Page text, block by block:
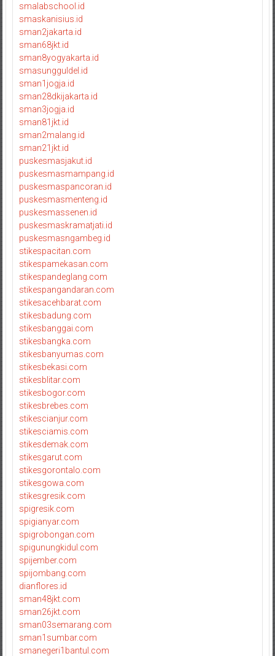
smalabschool.id
smaskanisius.id
sman2jakarta.id
sman68jkt.id
sman8yogyakarta.id
smasungguldel.id
sman1jogja.id
sman28dkijakarta.id
sman3jogja.id
sman81jkt.id
sman2malang.id
sman21jkt.id
puskesmasjakut.id
puskesmasmampang.id
puskesmaspancoran.id
puskesmasmenteng.id
puskesmassenen.id
puskesmaskramatjati.id
puskesmasngambeg.id
stikespacitan.com
stikespamekasan.com
stikespandeglang.com
stikespangandaran.com
stikesacehbarat.com
stikesbadung.com
stikesbanggai.com
stikesbangka.com
stikesbanyumas.com
stikesbekasi.com
stikesblitar.com
stikesbogor.com
stikesbrebes.com
stikescianjur.com
stikesciamis.com
stikesdemak.com
stikesgarut.com
stikesgorontalo.com
stikesgowa.com
stikesgresik.com
spigresik.com
spigianyar.com
spigrobongan.com
spigunungkidul.com
spijember.com
spijombang.com
dianflores.id
sman48jkt.com
sman26jkt.com
sman03semarang.com
sman1sumbar.com
smanegeri1bantul.com